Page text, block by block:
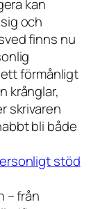
kan
och
finns nu
förmånligt
krånglar,
skrivaren
bli både
stöd
– från